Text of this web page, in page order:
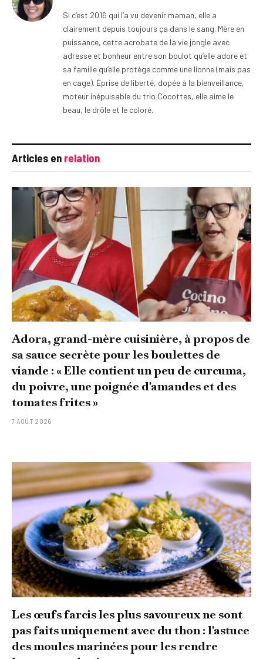
Si c’est 2016 qui l’a vu devenir maman, elle a
clairement depuis toujours ça dans le sang. Mère en
puissance, cette acrobate de la vie jongle avec
adresse et bonheur entre son boulot qu’elle adore et
sa famille qu’elle protège comme une lionne (mais pas
en cage). Éprise de liberté, dopée à la bienveillance,
moteur inépuisable du trio Cocottes, elle aime le
beau, le drôle et le coloré.
Articles en relation
Adora, grand-mère cuisinière, à propos de
sa sauce secrète pour les boulettes de
viande : « Elle contient un peu de curcuma,
du poivre, une poignée d'amandes et des
tomates frites »
7 AOÛT 2026
Les œufs farcis les plus savoureux ne sont
pas faits uniquement avec du thon : l'astuce
des moules marinées pour les rendre